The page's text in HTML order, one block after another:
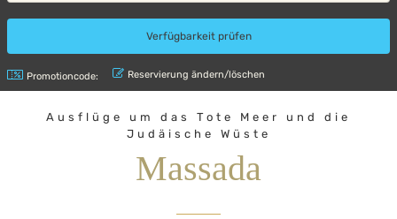
Promotioncode: Reservierung ändern/löschen
Ausflüge um das Tote Meer und die
Judäische Wüste
Massada